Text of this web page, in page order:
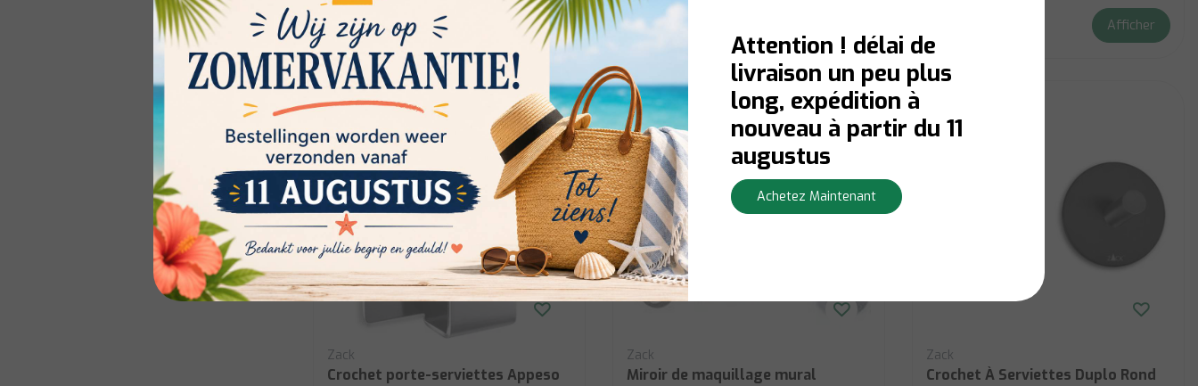
€13,00 Afficher €52,00 Afficher
Zack
Crochet porte-serviettes Appeso
Zack
Miroir de maquillage mural
Zack
Crochet À Serviettes Duplo Rond
Attention ! délai de
livraison un peu plus
long, expédition à
nouveau à partir du 11
augustus
Achetez Maintenant